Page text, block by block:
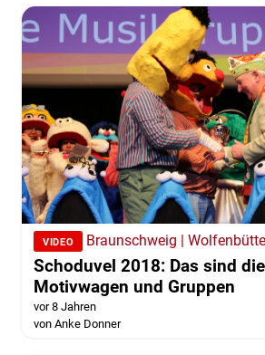
VIDEO Braunschweig |
Schoduvel 2018: Das sind
Motivwagen und Gruppen
vor 8 Jahren
von Anke Donner